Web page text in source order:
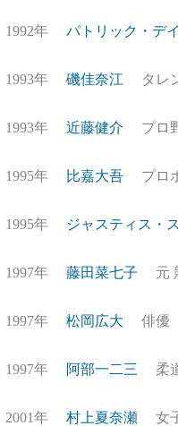
1992年 パトリック・デイ
1993年 磯佳奈江 タレ
1993年 近藤健介 プロ
1995年 比嘉大吾 プロ
1995年 ジャスティス・
1997年 藤田菜七子 元
1997年 松岡広大 俳優
1997年 阿部一二三 柔
2001年 村上夏奈瀬 女